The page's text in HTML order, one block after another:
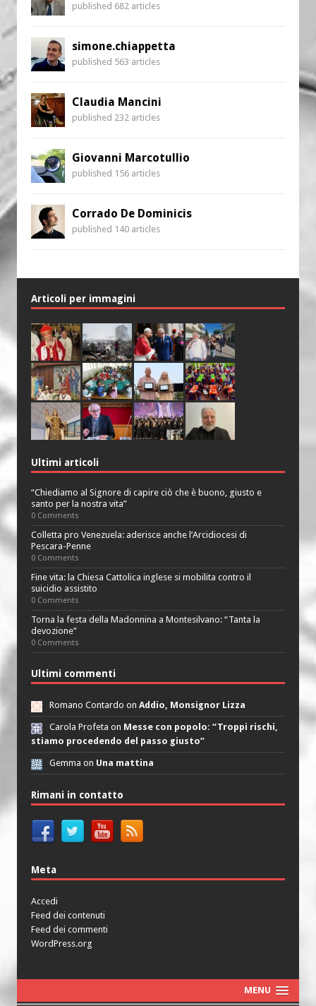
published 682 articles
simone.chiappetta
published 563 articles
Claudia Mancini
published 232 articles
Giovanni Marcotullio
published 156 articles
Corrado De Dominicis
published 140 articles
Articoli per immagini
Ultimi articoli
“Chiediamo al Signore di capire ciò che è buono, giusto e
santo per la nostra vita”
0 Comments
Colletta pro Venezuela: aderisce anche l’Arcidiocesi di
Pescara-Penne
0 Comments
Fine vita: la Chiesa Cattolica inglese si mobilita contro il
suicidio assistito
0 Comments
Torna la festa della Madonnina a Montesilvano: “Tanta la
devozione”
0 Comments
Ultimi commenti
Romano Contardo on Addio, Monsignor Lizza
Carola Profeta on Messe con popolo: “Troppi rischi,
stiamo procedendo del passo giusto”
Gemma on Una mattina
Rimani in contatto
Meta
Accedi
Feed dei contenuti
Feed dei commenti
WordPress.org
MENU